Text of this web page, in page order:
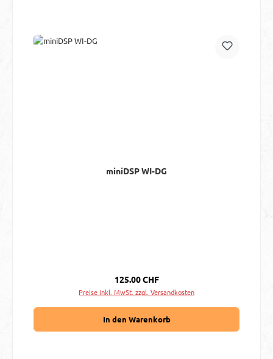
miniDSP WI-DG
Regulärer Preis:
125.00 CHF
Preise inkl. MwSt. zzgl. Versandkosten
In den Warenkorb